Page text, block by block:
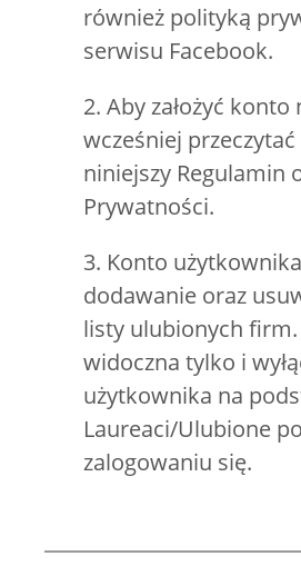
również polityką
serwisu Facebook.
2. Aby założyć konto
wcześniej
niniejszy Regulamin
Prywatności.
3. Konto
dodawanie oraz
listy ulubionych
widoczna tylko i
użytkownika na
Laureaci/Ulubione
zalogowaniu się.